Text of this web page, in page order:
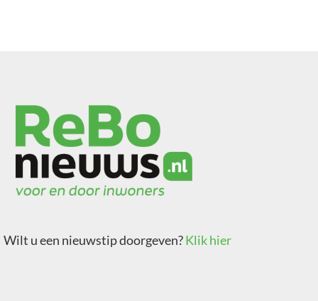
Wilt u een nieuwstip doorgeven?Klik hier